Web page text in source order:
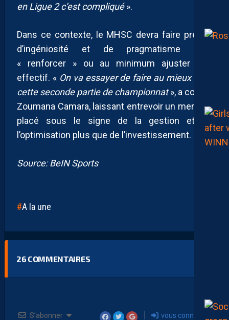
en Ligue 2 c’est compliqué».
Dans ce contexte, le MHSC devra faire preuve
d’ingéniosité et de pragmatisme pour
« renforcer » ou au minimum ajuster son
effectif. « On va essayer de faire au mieux pour
cette seconde partie de championnat», a conclu
Zoumana Camara, laissant entrevoir un mercato
placé sous le signe de la gestion et de
l’optimisation plus que de l’investissement.
Source: BeIN Sports
A la une
26 COMMENTAIRES
S’abonner vous connecter